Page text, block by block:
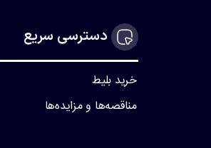
دسترسی سریع
خرید بلیط
مناقصه‌ها و مزایده‌ها